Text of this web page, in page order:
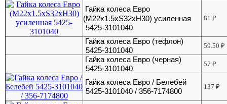
Гайка колеса Евро
(М22х1.5хS32хH30) усиленная
5425-3101040
81₽
Гайка колеса Евро (тефлон)
5425-3101040
59.50₽
Гайка колеса Евро (черная)
5425-3101040
57₽
Гайка колеса Евро / Белебей
5425-3101040 / 356-7174800
137₽